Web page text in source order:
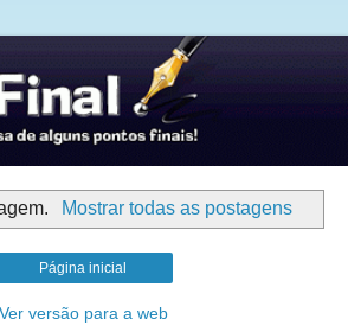
Mostrar todas as postagens
Página inicial
Ver versão para a web